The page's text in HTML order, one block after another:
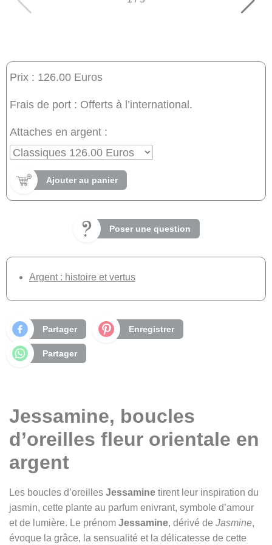
Prix : 126.00 Euros
Frais de port : Offerts à l’international.
Attaches en argent :
Ajouter au panier
Poser une question
Argent : histoire et vertus
Partager Enregistrer
Partager
Jessamine, boucles
d’oreilles fleur orientale en
argent
Les boucles d’oreilles Jessamine tirent leur inspiration du
jasmin, cette plante au parfum enivrant, symbole d’amour
et de lumière. Le prénom Jessamine, dérivé de Jasmine,
évoque la grâce, la sensualité et la délicatesse de cette